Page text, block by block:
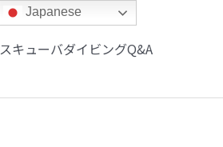
スキューバダイビングQ&A
Japanese